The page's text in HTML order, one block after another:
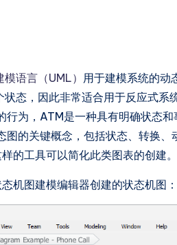
语言（UML） 用于建模系统的动
态，因此非常适合用于反应式系
行为，ATM是一种具有明确状态
图的关键概念，包括状态、转换
的工具可以简化此类图表的创建。
机图建模编辑器创建的状态机图：